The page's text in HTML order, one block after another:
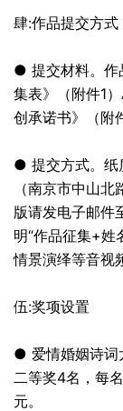
肆:作品提交方式
● 提交材料。作
集表》（附件1
创承诺书》（附
● 提交方式。纸
（南京市中山
版请发电子邮件
明“作品征集+姓
情景演绎等音视
伍:奖项设置
● 爱情婚姻诗词
二等奖4名，每
元。